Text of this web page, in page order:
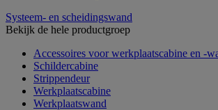
Systeem- en scheidingswand
Bekijk de hele productgroep
Accessoires voor werkplaatscabine en -
Schildercabine
Strippendeur
Werkplaatscabine
Werkplaatswand